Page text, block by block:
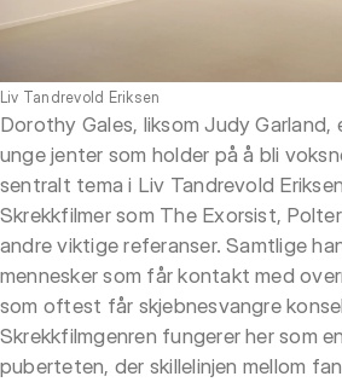
Liv Tandrevold Eriksen
Dorothy Gales, liksom Judy Garland,
unge jenter som holder på å bli
sentralt tema i Liv Tandrevold
Skrekkfilmer som The Exorsist,
andre viktige referanser. Samtlige
mennesker som får kontakt med
som oftest får skjebnesvangre
Skrekkfilmgenren fungerer her som
puberteten, der skillelinjen mellom